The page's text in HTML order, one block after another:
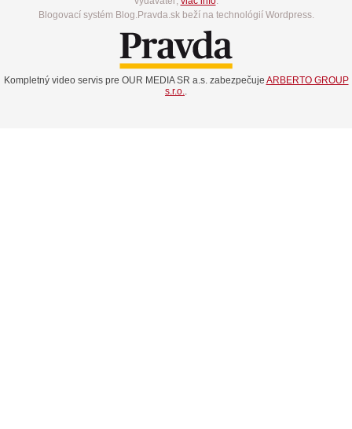
Blogovací systém Blog.Pravda.sk beží na technológií Wordpress.
Kompletný video servis pre OUR MEDIA SR a.s. zabezpečuje ARBERTO GROUP
s.r.o..